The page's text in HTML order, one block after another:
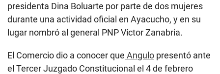
presidenta Dina Boluarte por parte de dos mujeres
durante una actividad oficial en Ayacucho, y en su
lugar nombró al general PNP Víctor Zanabria.
El Comercio dio a conocer que Angulo presentó ante
el Tercer Juzgado Constitucional el 4 de febrero